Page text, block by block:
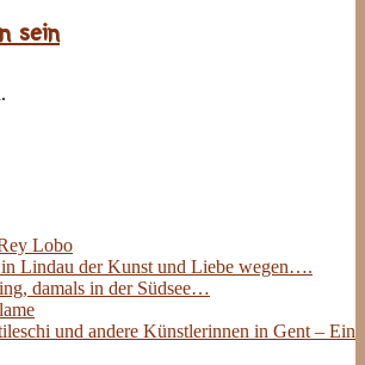
sein
Lobo
Lindau der Kunst und Liebe wegen….
damals in der Südsee…
und andere Künstlerinnen in Gent – Ein